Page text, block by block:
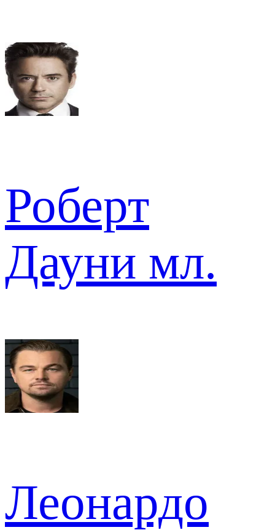
Роберт
Дауни мл.
Леонардо